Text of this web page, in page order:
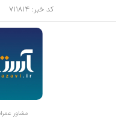
کد خبر: ۷۱۱۸۱۴ تاریخ انتشار : ۱۴۰۵/۰۵/۰۸
مشاور